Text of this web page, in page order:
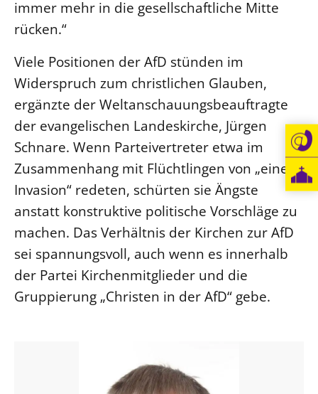
immer mehr in die gesellschaftliche Mitte
rücken.“
Viele Positionen der AfD stünden im
Widerspruch zum christlichen Glauben,
ergänzte der Weltanschauungsbeauftragte
der evangelischen Landeskirche, Jürgen
Schnare. Wenn Parteivertreter etwa im
Zusammenhang mit Flüchtlingen von „einer
Invasion“ redeten, schürten sie Ängste
anstatt konstruktive politische Vorschläge zu
machen. Das Verhältnis der Kirchen zur AfD
sei spannungsvoll, auch wenn es innerhalb
der Partei Kirchenmitglieder und die
Gruppierung „Christen in der AfD“ gebe.